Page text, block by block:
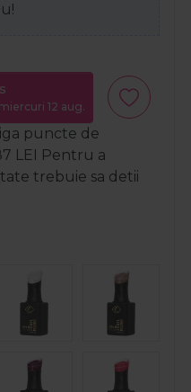
12 aug.
puncte de
LEI Pentru a
trebuie sa detii